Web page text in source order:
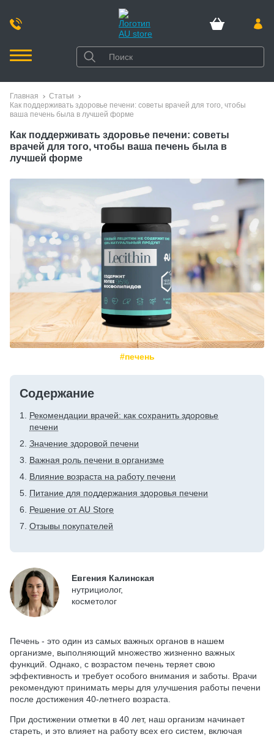
Главная
Статьи
Как поддерживать здоровье печени: советы врачей для того, чтобы
ваша печень была в лучшей форме
Как поддерживать здоровье печени: советы
врачей для того, чтобы ваша печень была в
лучшей форме
#печень
Содержание
Рекомендации врачей: как сохранить здоровье
печени
Значение здоровой печени
Важная роль печени в организме
Влияние возраста на работу печени
Питание для поддержания здоровья печени
Решение от AU Store
Отзывы покупателей
Евгения Калинская
нутрициолог,
косметолог
Печень - это один из самых важных органов в нашем
организме, выполняющий множество жизненно важных
функций. Однако, с возрастом печень теряет свою
эффективность и требует особого внимания и заботы. Врачи
рекомендуют принимать меры для улучшения работы печени
после достижения 40-летнего возраста.
При достижении отметки в 40 лет, наш организм начинает
стареть, и это влияет на работу всех его систем, включая